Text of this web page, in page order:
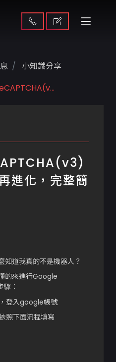
小知識分享
進化，完整簡
知道我真的不是機器人？
的來進行Google
：
登入google帳號
照下面流程填寫